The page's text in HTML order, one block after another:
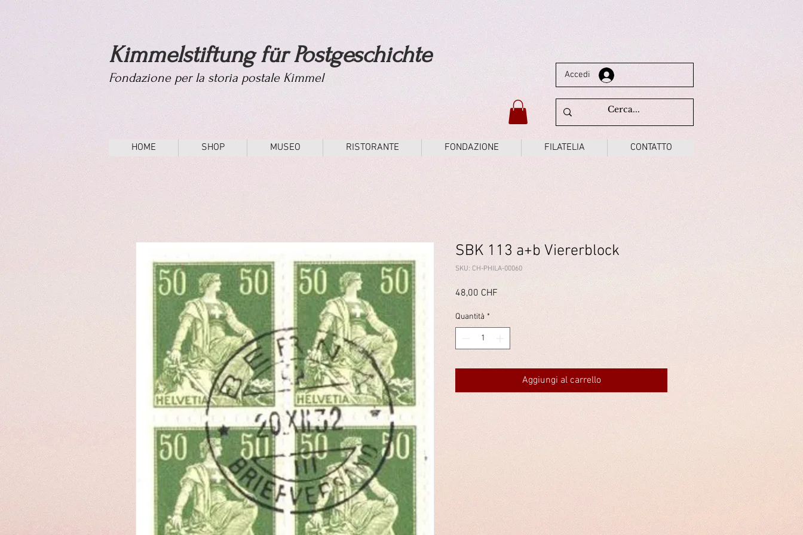
Kimmelstiftung für Postgeschichte
Fondazione per la storia postale Kimmel Accedi
HOME SHOP MUSEO RISTORANTE FONDAZIONE FILATELIA CONTATTO
SBK 113 a+b Viererblock
SKU: CH-PHILA-00060
48,00 CHF
Quantità *
Aggiungi al carrello